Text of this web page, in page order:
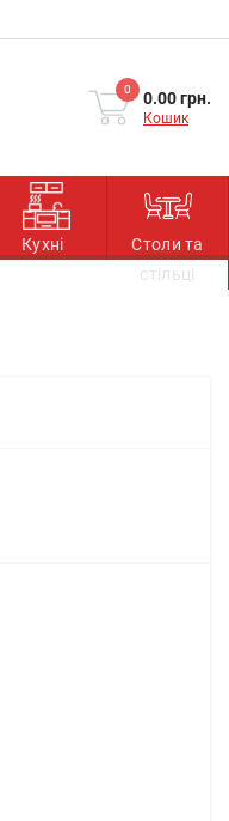
0 0.00 грн.
Кошик
Кухні
Столи та
стільці